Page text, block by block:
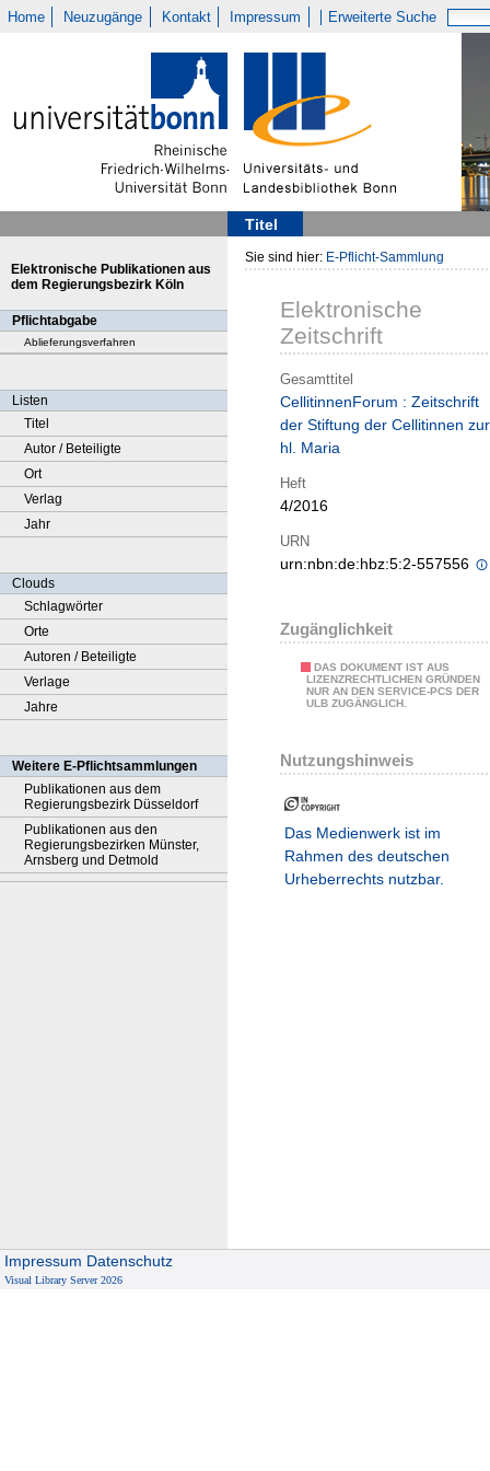
Home Neuzugänge Kontakt Impressum Erweiterte Suche
Titel
Elektronische Publikationen aus
dem Regierungsbezirk Köln
Pflichtabgabe
Ablieferungsverfahren
Listen
Titel
Autor / Beteiligte
Ort
Verlag
Jahr
Clouds
Schlagwörter
Orte
Autoren / Beteiligte
Verlage
Jahre
Weitere E-Pflichtsammlungen
Publikationen aus dem
Regierungsbezirk Düsseldorf
Publikationen aus den
Regierungsbezirken Münster,
Arnsberg und Detmold
Sie sind hier: E-Pflicht-Sammlung
Elektronische
Zeitschrift
Gesamttitel
CellitinnenForum : Zeitschrift
der Stiftung der Cellitinnen zur
hl. Maria
Heft
4/2016
URN
urn:nbn:de:hbz:5:2-557556
Zugänglichkeit
DAS DOKUMENT IST AUS
LIZENZRECHTLICHEN GRÜNDEN
NUR AN DEN SERVICE-PCS DER
ULB ZUGÄNGLICH.
Nutzungshinweis
Das Medienwerk ist im
Rahmen des deutschen
Urheberrechts nutzbar.
Impressum Datenschutz
Visual Library Server 2026